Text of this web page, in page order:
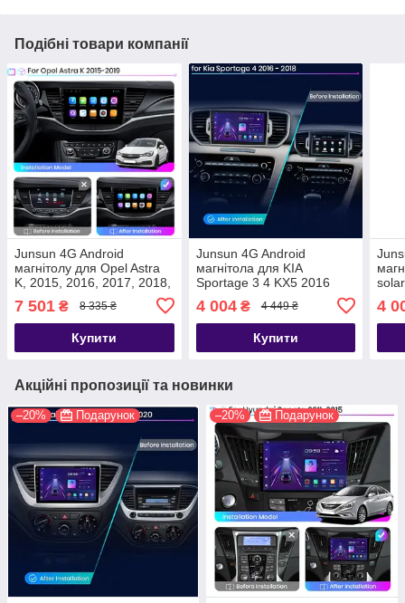
Подібні товари компанії
Junsun 4G Android
магнітолу для Opel Astra
K, 2015, 2016, 2017, 2018,
7 501 ₴ 8 335 ₴
Купити
Junsun 4G Android
магнітола для KIA
Sportage 3 4 KX5 2016
2017 2018 2019 2020 2021
wifi
4 004₴ 4 449 ₴
Купити
4
Акційні пропозиції та новинки
–20% Подарунок –20% Подарунок